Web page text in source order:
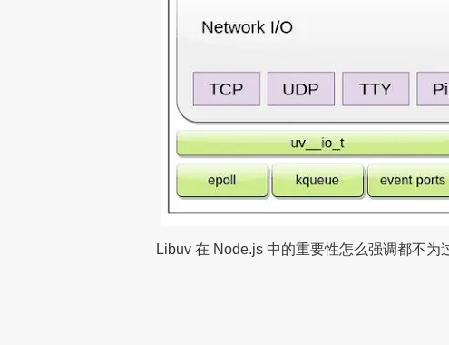
Libuv 在 Node.js 中的重要性怎么强调都不为